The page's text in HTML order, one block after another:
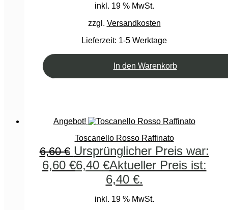
inkl. 19 % MwSt.
zzgl. Versandkosten
Lieferzeit: 1-5 Werktage
In den Warenkorb
Angebot!
Toscanello Rosso Raffinato
6,60€ Ursprünglicher Preis war:
6,60 €6,40 €Aktueller Preis ist:
6,40 €.
inkl. 19 % MwSt.